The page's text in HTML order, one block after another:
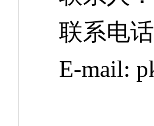
联系电
E-mail: